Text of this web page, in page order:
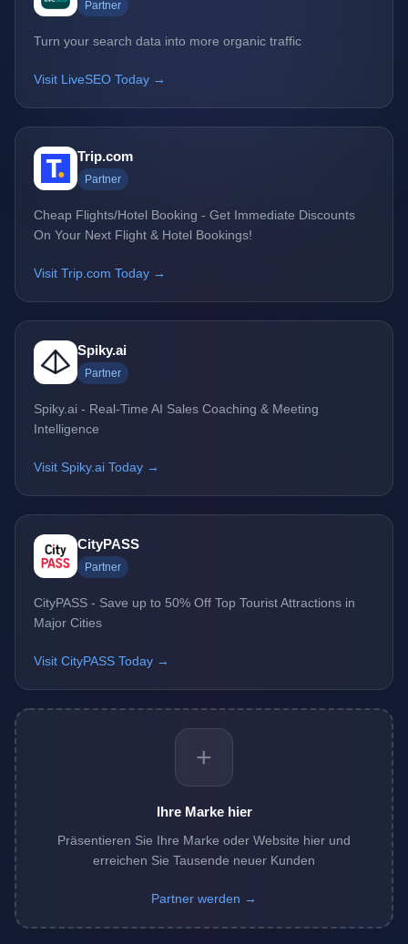
Partner
Turn your search data into more organic traffic
Visit LiveSEO Today →
Trip.com
Partner
Cheap Flights/Hotel Booking - Get Immediate Discounts
On Your Next Flight & Hotel Bookings!
Visit Trip.com Today →
Spiky.ai
Partner
Spiky.ai - Real-Time AI Sales Coaching & Meeting
Intelligence
Visit Spiky.ai Today →
CityPASS
Partner
CityPASS - Save up to 50% Off Top Tourist Attractions in
Major Cities
Visit CityPASS Today →
+
Ihre Marke hier
Präsentieren Sie Ihre Marke oder Website hier und
erreichen Sie Tausende neuer Kunden
Partner werden →